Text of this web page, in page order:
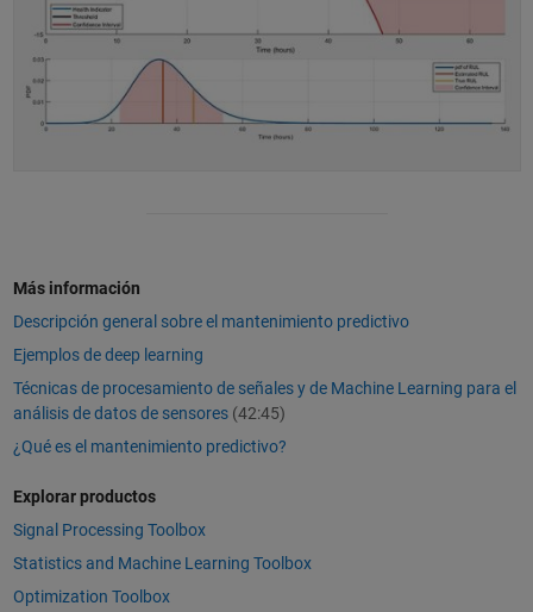
Más información
Descripción general sobre el mantenimiento predictivo
Ejemplos de deep learning
Técnicas de procesamiento de señales y de Machine Learning para el
análisis de datos de sensores (42:45)
¿Qué es el mantenimiento predictivo?
Explorar productos
Signal Processing Toolbox
Statistics and Machine Learning Toolbox
Optimization Toolbox